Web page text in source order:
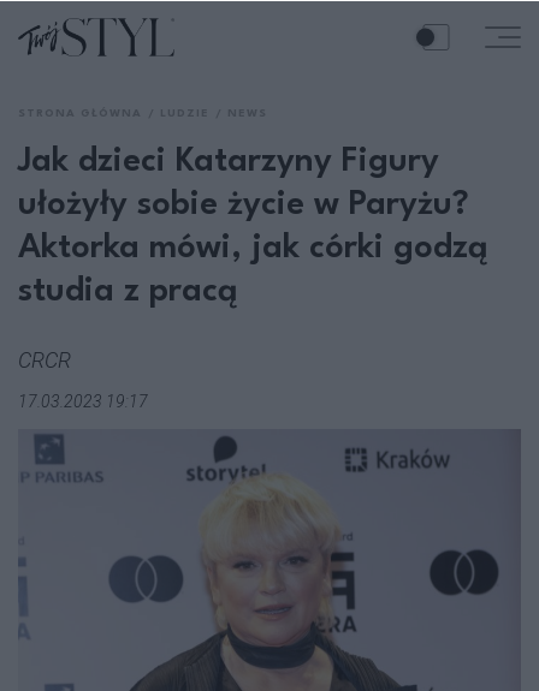
Jak dzieci Katarzyny Figury
ułożyły sobie życie w Paryżu?
Aktorka mówi, jak córki godzą
studia z pracą
CRCR
17.03.2023 19:17